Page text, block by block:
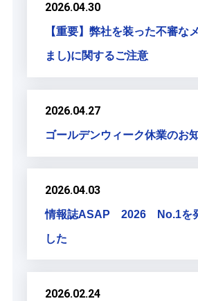
2026.04.30
【重要】弊社を装った不審な
まし)に関するご注意
2026.04.27
ゴールデンウィーク休業のお
2026.04.03
情報誌ASAP 2026 No.1を
した
2026.02.24